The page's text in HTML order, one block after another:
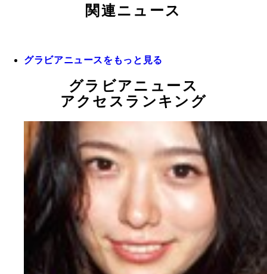
関連ニュース
グラビアニュースをもっと見る
グラビアニュース
アクセスランキング